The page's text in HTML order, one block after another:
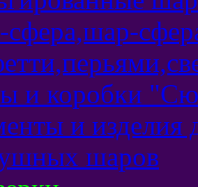
и коробки
и
шаров